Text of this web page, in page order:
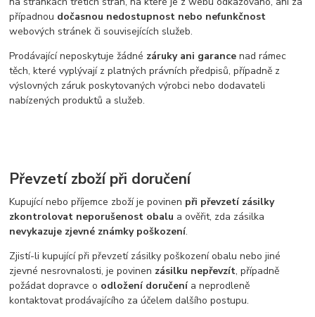
případnou dočasnou nedostupnost nebo nefunkčnost
webových stránek či souvisejících služeb.
Prodávající neposkytuje žádné záruky ani garance nad rámec
těch, které vyplývají z platných právních předpisů, případně z
výslovných záruk poskytovaných výrobci nebo dodavateli
nabízených produktů a služeb.
Převzetí zboží při doručení
Kupující nebo příjemce zboží je povinen při převzetí zásilky
zkontrolovat neporušenost obalu a ověřit, zda zásilka
nevykazuje zjevné známky poškození.
Zjistí-li kupující při převzetí zásilky poškození obalu nebo jiné
zjevné nesrovnalosti, je povinen zásilku nepřevzít, případně
požádat dopravce o odložení doručenía neprodleně
kontaktovat prodávajícího za účelem dalšího postupu.